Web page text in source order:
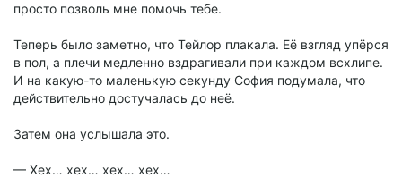
просто позволь мне помочь тебе.
Теперь было заметно, что Тейлор плакала. Её взгляд упёрся
в пол, а плечи медленно вздрагивали при каждом всхлипе.
И на какую-то маленькую секунду София подумала, что
действительно достучалась до неё.
Затем она услышала это.
— Хех… хех… хех… хех…